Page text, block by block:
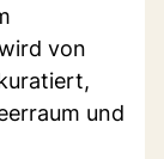
von
und